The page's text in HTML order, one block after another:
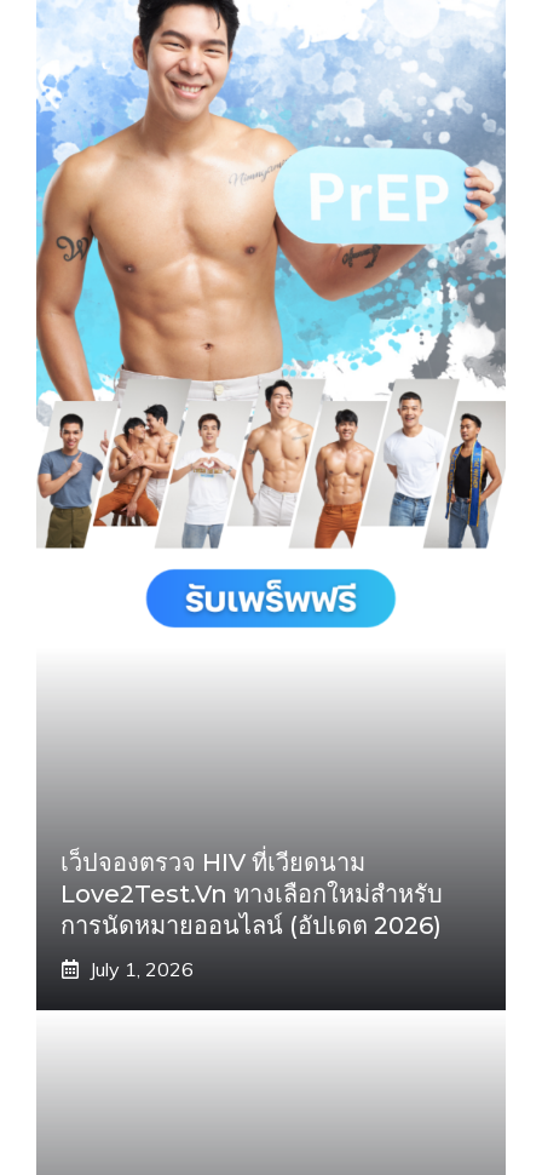
เว็ปจองตรวจ HIV ที่เวียดนาม
Love2Test.vn ทางเลือกใหม่สำหรับ
การนัดหมายออนไลน์ (อัปเดต 2026)
July 1, 2026